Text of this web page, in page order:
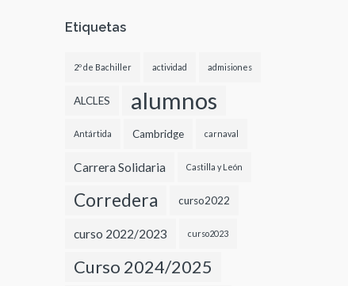
Etiquetas
2º de Bachiller actividad admisiones
ALCLES alumnos
Antártida Cambridge carnaval
Carrera Solidaria Castilla y León
Corredera curso2022
curso 2022/2023 curso2023
Curso 2024/2025